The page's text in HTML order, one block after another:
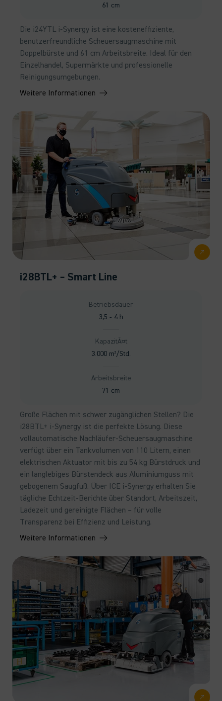
61 cm
Die i24YTL i-Synergy ist eine kosteneffiziente,
benutzerfreundliche Scheuersaugmaschine mit
Doppelbürste und 61 cm Arbeitsbreite. Ideal für den
Einzelhandel, Supermärkte und professionelle
Reinigungsumgebungen.
Weitere Informationen
i28BTL+ – Smart Line
Betriebsdauer
3,5 - 4 h
KapazitÃ¤t
3.000 m²/Std.
Arbeitsbreite
71 cm
Große Flächen mit schwer zugänglichen Stellen? Die
i28BTL+ i-Synergy ist die perfekte Lösung. Diese
vollautomatische Nachläufer-Scheuersaugmaschine
verfügt über ein Tankvolumen von 110 Litern, einen
elektrischen Aktuator mit bis zu 54 kg Bürstdruck und
ein langlebiges Bürstendeck aus Aluminiumguss mit
gebogenem Saugfuß. Über ICE i-Synergy erhalten Sie
tägliche Echtzeit-Berichte über Standort, Arbeitszeit,
Ladezeit und gereinigte Flächen – für volle
Transparenz bei Effizienz und Leistung.
Weitere Informationen